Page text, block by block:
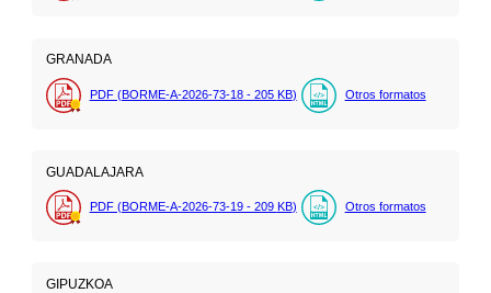
GRANADA
PDF (BORME-A-2026-73-18 - 205 KB) Otros formatos
GUADALAJARA
PDF (BORME-A-2026-73-19 - 209 KB) Otros formatos
GIPUZKOA